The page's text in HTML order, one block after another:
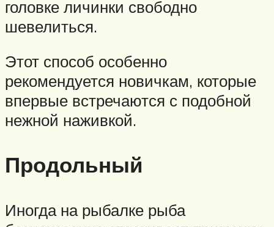
головке личинки свободно
шевелиться.
Этот способ особенно
рекомендуется новичкам, которые
впервые встречаются с подобной
нежной наживкой.
Продольный
Иногда на рыбалке рыба